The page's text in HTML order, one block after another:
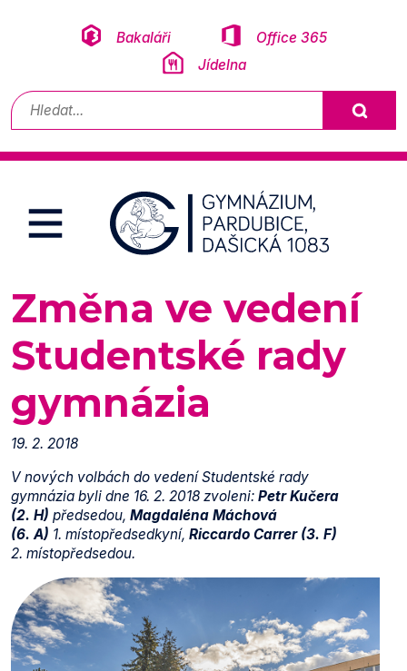
Bakaláři
Office 365
Jídelna
Vyhledávání
Změna ve vedení
Studentské rady
gymnázia
19. 2. 2018
V nových volbách do vedení Studentské rady
gymnázia byli dne 16. 2. 2018 zvoleni: Petr Kučera
(2. H) předsedou, Magdaléna Máchová
(6. A) 1. místopředsedkyní, Riccardo Carrer(3. F)
2. místopředsedou.